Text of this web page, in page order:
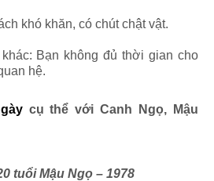
khó khăn, có chút chật vật.
Bạn không đủ thời gian cho
hệ.
cụ thể với Canh Ngọ, Mậu
tuổi Mậu Ngọ – 1978